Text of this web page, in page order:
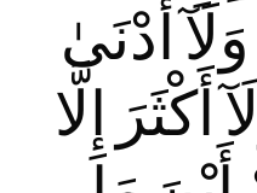
أَدْنَىٰ
إِلَّا